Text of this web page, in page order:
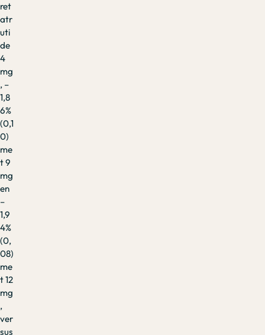
ret
atr
uti
de
4
mg
, –
1,8
6%
(0,1
0)
me
t 9
mg
en
–
1,9
4%
(0,
08)
me
t 12
mg
,
ver
sus